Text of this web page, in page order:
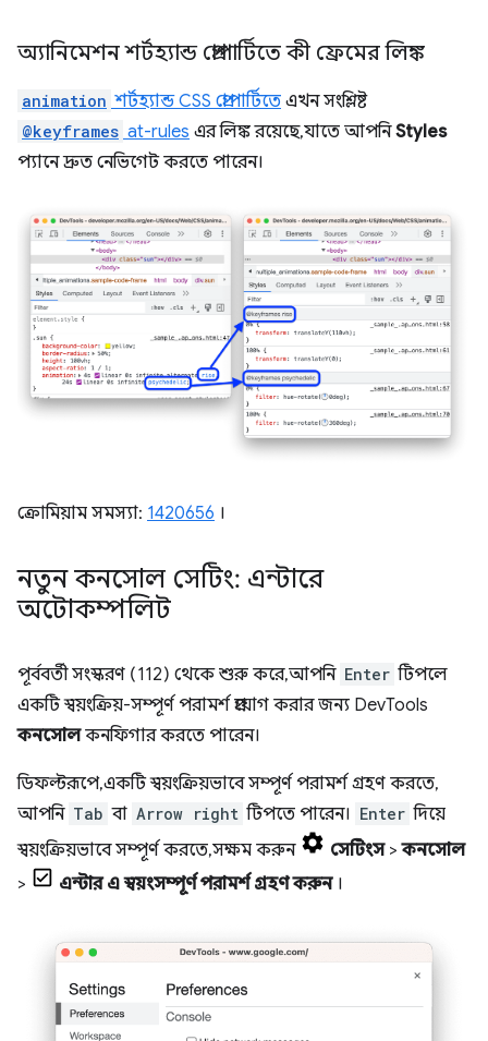
অ্যানিমেশন শর্টহ্যান্ড প্রোপার্টিতে কী ফ্রেমের লিঙ্ক
animation শর্টহ্যান্ড CSS প্রোপার্টিতে এখন সংশ্লিষ্ট
@keyframes at-rules এর লিঙ্ক রয়েছে, যাতে আপনিStyles
প্যানে দ্রুত নেভিগেট করতে পারেন।
ক্রোমিয়াম সমস্যা: 1420656 ।
নতুন কনসোল সেটিং: এন্টারে
অটোকম্পলিট
পূর্ববর্তী সংস্করণ (112) থেকে শুরু করে, আপনি Enter টিপলে
একটি স্বয়ংক্রিয়-সম্পূর্ণ পরামর্শ প্রয়োগ করার জন্য DevTools
কনসোলকনফিগার করতে পারেন।
ডিফল্টরূপে, একটি স্বয়ংক্রিয়ভাবে সম্পূর্ণ পরামর্শ গ্রহণ করতে,
আপনি Tab বা Arrow right টিপতে পারেন। Enter দিয়ে
স্বয়ংক্রিয়ভাবে সম্পূর্ণ করতে, সক্ষম করুন
সেটিংস>কনসোল
>
এন্টার এ স্বয়ংসম্পূর্ণ পরামর্শ গ্রহণ করুন।